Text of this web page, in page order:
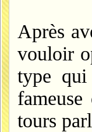
Après
vouloir
type qui
tours